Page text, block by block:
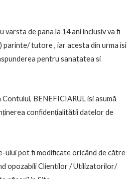
varsta de pana la 14 ani inclusiv va fi
parinte/ tutore , iar acesta din urma isi
pentru sanatatea si
BENEFICIARUL isi asumă
confidențialitătii datelor de
ului pot fi modificate oricând de către
opozabili Clientilor / Utilizatorilor/